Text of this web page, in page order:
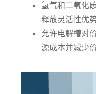
氢气和二氧化
释放灵活性优
允许电解槽对
源成本并减少